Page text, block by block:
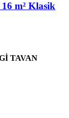
m² Klasik
TAVAN